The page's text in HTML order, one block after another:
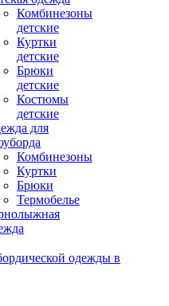
Комбинезоны
детские
Куртки
детские
Брюки
детские
Костюмы
детские
для
Комбинезоны
Куртки
Брюки
Термобелье